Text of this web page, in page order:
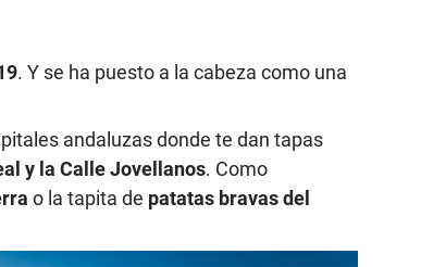
. Y se ha puesto a la cabeza como una
andaluzas donde te dan tapas
y la Calle Jovellanos. Como
o la tapita de patatas bravas del